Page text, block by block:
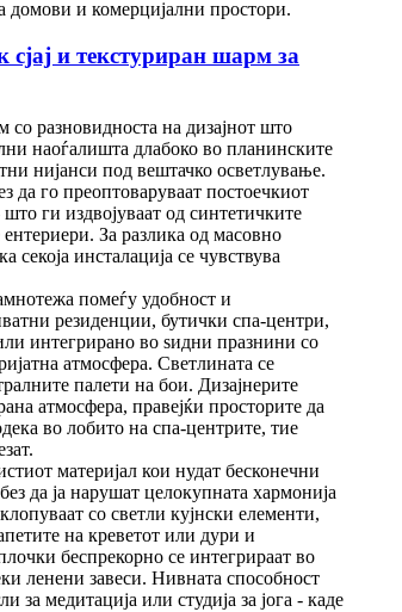
и текстуриран шарм за
со разновидноста на дизајнот што
наоѓалишта длабоко во планинските
нијанси под вештачко осветлување.
да го преоптоваруваат постоечкиот
ги издвојуваат од синтетичките
За разлика од масовно
секоја инсталација се чувствува
помеѓу удобност и
резиденции, бутички спа-центри,
интегрирано во ѕидни празнини со
атмосфера. Светлината се
палети на бои. Дизајнерите
атмосфера, правејќи просторите да
во лобито на спа-центрите, тие
материјал кои нудат бесконечни
да ја нарушат целокупната хармонија
со светли кујнски елементи,
на креветот или дури и
беспрекорно се интегрираат во
ленени завеси. Нивната способност
медитација или студија за јога - каде